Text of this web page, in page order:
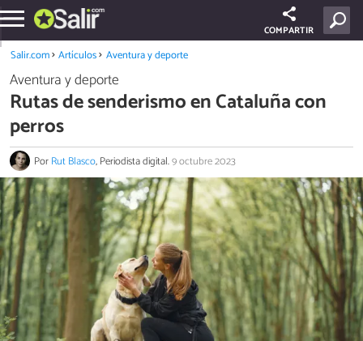
COMPARTIR
Salir.com Artículos Aventura y deporte
Aventura y deporte
Rutas de senderismo en Cataluña con
perros
PorRut Blasco, Periodista digital.9 octubre 2023